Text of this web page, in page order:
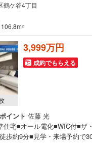
」だから、
えています。
のご紹介から
・投資のご相談まで
トいたします。
せんか？
らい借りられるの？
めの予算は？
、どう選べばいい？
談は随時受付中です！
分かりやすくご説明いたします。
鶴ケ谷4丁目
106.8m2
3,999万円
成約でもらえる
イント 佐藤 光
住宅■オール電化■WIC付■ザ
歩約9分■見学・来場予約で